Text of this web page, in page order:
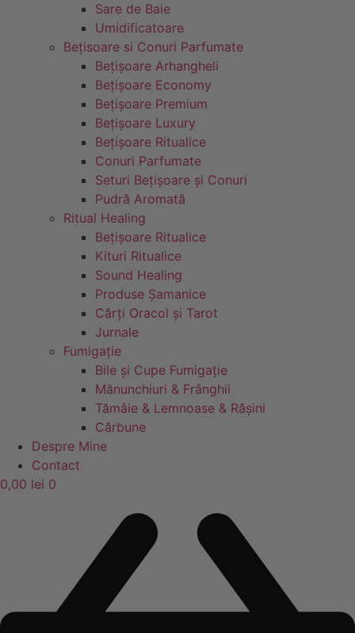
Sare de Baie
Umidificatoare
Bețisoare si Conuri Parfumate
Bețișoare Arhangheli
Bețișoare Economy
Bețișoare Premium
Bețișoare Luxury
Bețișoare Ritualice
Conuri Parfumate
Seturi Bețișoare și Conuri
Pudră Aromată
Ritual Healing
Bețișoare Ritualice
Kituri Ritualice
Sound Healing
Produse Șamanice
Cărți Oracol și Tarot
Jurnale
Fumigație
Bile și Cupe Fumigație
Mănunchiuri & Frânghii
Tămâie & Lemnoase & Rășini
Cărbune
Despre Mine
Contact
0,00 lei 0